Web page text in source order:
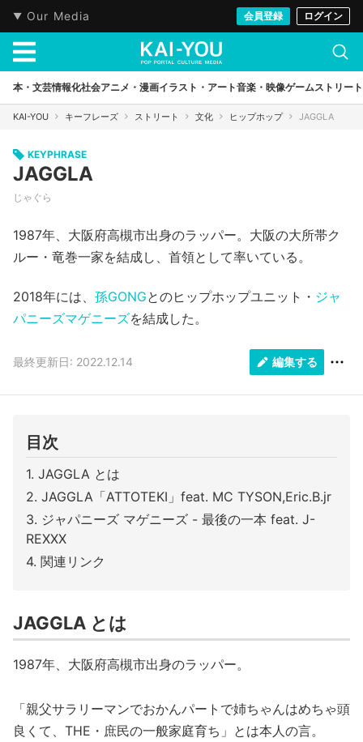
Our Media 会員登録 ログイン
本・文芸情報化社会アニメ・漫画イラスト・アート音楽・映像ゲームストリート
KAI-YOU キーフレーズ ストリート 文化 ヒップホップ JAGGLA
KEYPHRASE
JAGGLA
じゃぐら
1987年、大阪府高槻市出身のラッパー。大阪の大所帯ク
ルー・竜巻一家を結成し、首領として率いている。
2018年には、 孫GONGとのヒップホップユニット・ ジャ
パニーズマゲニーズを結成した。
最終更新日: 2022.12.14 編集する
目次
JAGGLA とは
JAGGLA「ATTOTEKI」feat. MC TYSON,Eric.B.jr
ジャパニーズ マゲニーズ - 最後の一本 feat. J-
REXXX
関連リンク
JAGGLA とは
1987年、大阪府高槻市出身のラッパー。
「親父サラリーマンでおかんパートで姉ちゃんはめちゃ頭
良くて、THE・庶民の一般家庭育ち」とは本人の言。